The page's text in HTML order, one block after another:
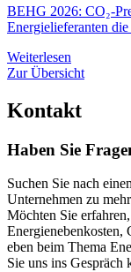
BEHG 2026: CO₂-
Energielieferanten
Weiterlesen
Zur Übersicht
Kontakt
Haben Sie
Suchen Sie nach
Unternehmen zu
Möchten Sie
Energienebenkosten,
eben beim Thema
Sie uns ins Gespräch